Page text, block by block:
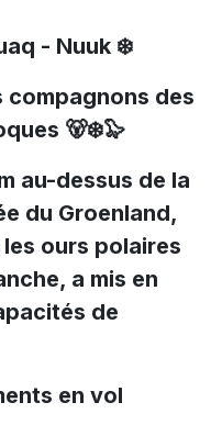
- Nuuk ❄️
compagnons des
🐻‍❄️🦭
au-dessus de la
du Groenland,
ours polaires
a mis en
de
en vol